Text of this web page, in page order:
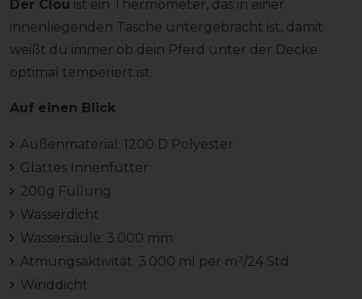
Der Clou ist ein Thermometer, das in einer
innenliegenden Tasche untergebracht ist, damit
weißt du immer ob dein Pferd unter der Decke
optimal temperiert ist.
Auf einen Blick
Außenmaterial: 1200 D Polyester
Glattes Innenfutter
200g Füllung
Wasserdicht
Wassersäule: 3.000 mm
Atmungsaktivität: 3.000 ml per m²/24 Std
Winddicht